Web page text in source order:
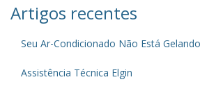
Artigos recentes
Seu Ar-Condicionado Não Está
Assistência Técnica Elgin